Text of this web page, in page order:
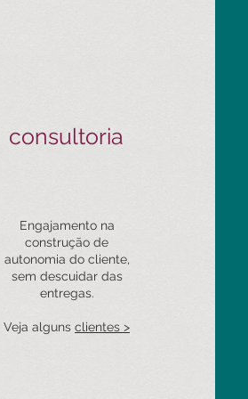
consultoria
Engajamento na
construção de
autonomia do cliente,
sem descuidar das
entregas.
Veja alguns clientes >